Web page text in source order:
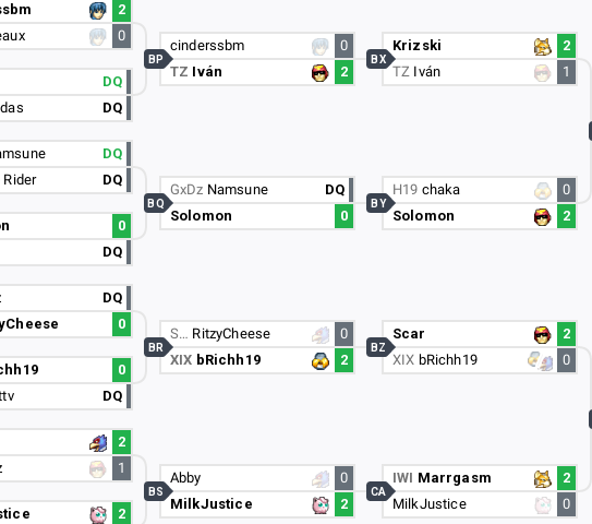
2
0
DQ
DQ
DQ
Rider
DQ
0
DQ
DQ
0
0
DQ
2
1
2
cinderssbm
0
TZ Iván 2
BP
GxDz Namsune
DQ
Solomon
0
BQ
S… RitzyCheese
0
XIX bRichh19 2
BR
Abby
0
MilkJustice
2
BS
Krizski
2
TZ Iván 1
BX
H19 chaka
0
Solomon
2
BY
Scar
2
XIX bRichh19 0
BZ
IWI Marrgasm
2
MilkJustice
0
CA